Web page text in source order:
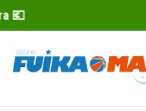
Recíbelo